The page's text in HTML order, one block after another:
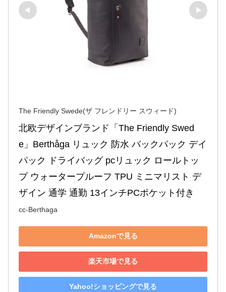
The Friendly Swede(ザ フレンドリー スウィード)
北欧デザインブランド「The Friendly Swed
e」Berthåga リュック 防水 バックパック デイ
パック ドライバッグ pcリュック ロールトッ
プ ウォータープルーフ TPU ミニマリスト デ
ザイン 通学 通勤 13インチPCポケット付き
cc-Berthaga
Amazonで見る
楽天市場で見る
Yahoo!ショッピングで見る